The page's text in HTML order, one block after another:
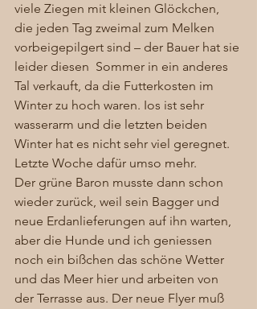
viele Ziegen mit kleinen Glöckchen,
die jeden Tag zweimal zum Melken
vorbeigepilgert sind – der Bauer hat sie
leider diesen  Sommer in ein anderes
Tal verkauft, da die Futterkosten im
Winter zu hoch waren. Ios ist sehr
wasserarm und die letzten beiden
Winter hat es nicht sehr viel geregnet.
Letzte Woche dafür umso mehr.
Der grüne Baron musste dann schon
wieder zurück, weil sein Bagger und
neue Erdanlieferungen auf ihn warten,
aber die Hunde und ich geniessen
noch ein bißchen das schöne Wetter
und das Meer hier und arbeiten von
der Terrasse aus. Der neue Flyer muß